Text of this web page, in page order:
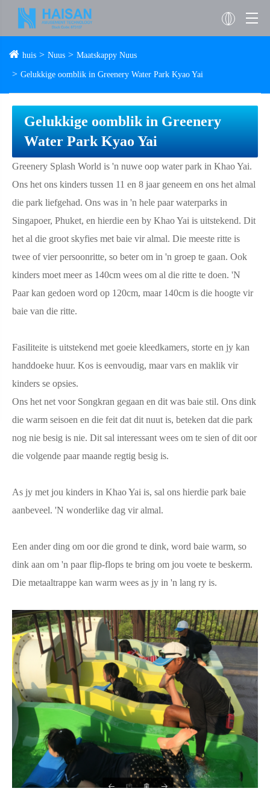
huis Nuus Maatskappy Nuus
Gelukkige oomblik in Greenery Water Park Kyao Yai
Gelukkige oomblik in Greenery
Water Park Kyao Yai
Greenery Splash World is 'n nuwe oop water park in Khao Yai.
Ons het ons kinders tussen 11 en 8 jaar geneem en ons het almal
die park liefgehad. Ons was in 'n hele paar waterparks in
Singapoer, Phuket, en hierdie een by Khao Yai is uitstekend. Dit
het al die groot skyfies met baie vir almal. Die meeste ritte is
twee of vier persoonritte, so beter om in 'n groep te gaan. Ook
kinders moet meer as 140cm wees om al die ritte te doen. 'N
Paar kan gedoen word op 120cm, maar 140cm is die hoogte vir
baie van die ritte.
Fasiliteite is uitstekend met goeie kleedkamers, storte en jy kan
handdoeke huur. Kos is eenvoudig, maar vars en maklik vir
kinders se opsies.
Ons het net voor Songkran gegaan en dit was baie stil. Ons dink
die warm seisoen en die feit dat dit nuut is, beteken dat die park
nog nie besig is nie. Dit sal interessant wees om te sien of dit oor
die volgende paar maande regtig besig is.
As jy met jou kinders in Khao Yai is, sal ons hierdie park baie
aanbeveel. 'N wonderlike dag vir almal.
Een ander ding om oor die grond te dink, word baie warm, so
dink aan om 'n paar flip-flops te bring om jou voete te beskerm.
Die metaaltrappe kan warm wees as jy in 'n lang ry is.